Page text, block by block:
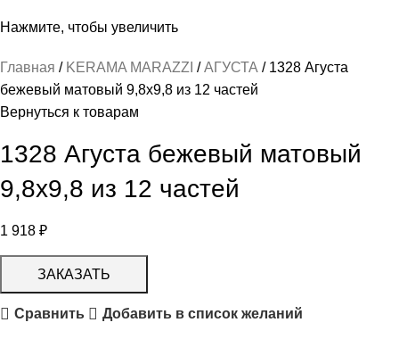
Нажмите, чтобы увеличить
Главная KERAMA MARAZZI АГУСТА
1328 Агуста
бежевый матовый 9,8х9,8 из 12 частей
Вернуться к товарам
1328 Агуста бежевый матовый
9,8х9,8 из 12 частей
1 918 ₽
ЗАКАЗАТЬ
Сравнить Добавить в список желаний